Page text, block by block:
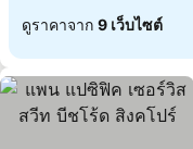
ดูราคาจาก 9 เว็บไซต์